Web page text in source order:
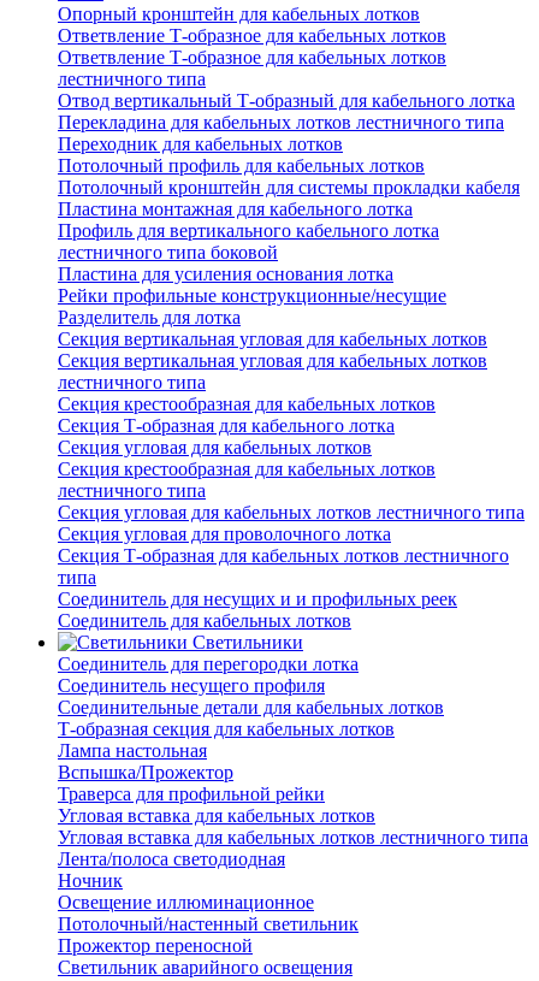
Опорный кронштейн для кабельных лотков
Ответвление Т-образное для кабельных лотков
Ответвление Т-образное для кабельных лотков
лестничного типа
Отвод вертикальный Т-образный для кабельного лотка
Перекладина для кабельных лотков лестничного типа
Переходник для кабельных лотков
Потолочный профиль для кабельных лотков
Потолочный кронштейн для системы прокладки кабеля
Пластина монтажная для кабельного лотка
Профиль для вертикального кабельного лотка
лестничного типа боковой
Пластина для усиления основания лотка
Рейки профильные конструкционные/несущие
Разделитель для лотка
Секция вертикальная угловая для кабельных лотков
Секция вертикальная угловая для кабельных лотков
лестничного типа
Секция крестообразная для кабельных лотков
Секция Т-образная для кабельного лотка
Секция угловая для кабельных лотков
Секция крестообразная для кабельных лотков
лестничного типа
Секция угловая для кабельных лотков лестничного типа
Секция угловая для проволочного лотка
Секция Т-образная для кабельных лотков лестничного
типа
Соединитель для несущих и и профильных реек
Соединитель для кабельных лотков
Светильники
Соединитель для перегородки лотка
Соединитель несущего профиля
Соединительные детали для кабельных лотков
Т-образная секция для кабельных лотков
Лампа настольная
Вспышка/Прожектор
Траверса для профильной рейки
Угловая вставка для кабельных лотков
Угловая вставка для кабельных лотков лестничного типа
Лента/полоса светодиодная
Ночник
Освещение иллюминационное
Потолочный/настенный светильник
Прожектор переносной
Светильник аварийного освещения